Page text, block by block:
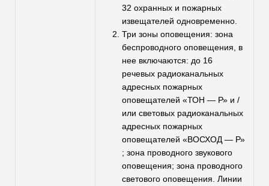
32 охранных и пожарных
извещателей одновременно.
Три зоны оповещения: зона
беспроводного оповещения, в
нее включаются: до 16
речевых радиоканальных
адресных пожарных
оповещателей «ТОН — Р» и /
или световых радиоканальных
адресных пожарных
оповещателей «ВОСХОД — Р»
; зона проводного звукового
оповещения; зона проводного
светового оповещения. Линии